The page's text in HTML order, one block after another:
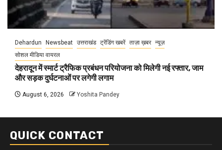
Dehardun Newsbeat उत्तराखंड ट्रेंडिंग खबरें ताज़ा ख़बर न्यूज़
सोशल मीडिया वायरल
देहरादून में स्मार्ट ट्रैफिक प्रबंधन परियोजना को मिलेगी नई रफ्तार, जाम
और सड़क दुर्घटनाओं पर लगेगी लगाम
August 6, 2026 Yoshita Pandey
QUICK CONTACT